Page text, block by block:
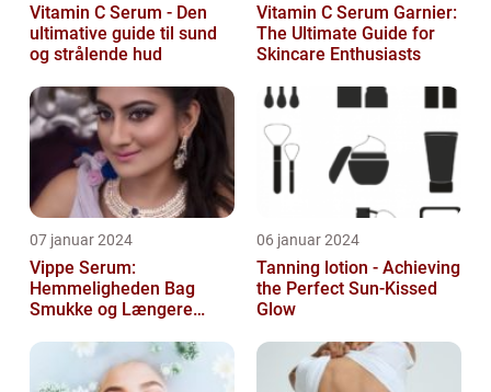
Vitamin C Serum - Den
ultimative guide til sund
og strålende hud
Vitamin C Serum Garnier:
The Ultimate Guide for
Skincare Enthusiasts
07 januar 2024
Vippe Serum:
Hemmeligheden Bag
Smukke og Længere
06 januar 2024
Tanning lotion - Achieving
the Perfect Sun-Kissed
Glow